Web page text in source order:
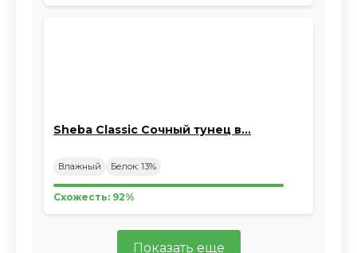
Sheba Classic Сочный тунец в…
Влажный Белок: 13%
Схожесть: 92%
Показать еще